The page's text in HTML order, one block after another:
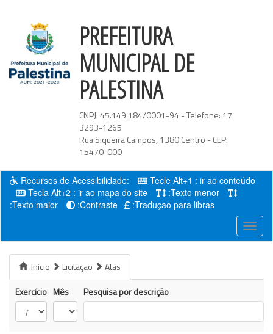
PREFEITURA
MUNICIPAL DE
PALESTINA
CNPJ:45.149.184/0001-94 - Telefone: 17
3293-1265
Rua Siqueira Campos, 1380Centro - CEP:
15470-000
Recursos de Acessibilidade:
Tecle Alt+1 : ir ao conteúdo
Tecla Alt+2 : ir ao mapa do site
:Texto menor
:Texto maior
:Contraste
:Traduçao para libras
Menu
Início Licitação
Atas
Exercício Mês Pesquisa por descrição